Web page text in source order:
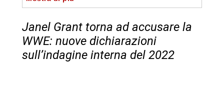
Janel Grant torna ad accusare la
WWE: nuove dichiarazioni
sull’indagine interna del 2022